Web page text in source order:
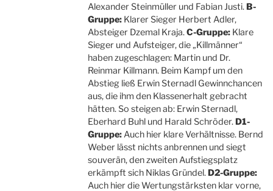
Alexander Steinmüller und Fabian Justi.B-
Gruppe: Klarer Sieger Herbert Adler,
Absteiger Dzemal Kraja.C-Gruppe: Klare
Sieger und Aufsteiger, die „Killmänner“
haben zugeschlagen: Martin und Dr.
Reinmar Killmann. Beim Kampf um den
Abstieg ließ Erwin Sternadl Gewinnchancen
aus, die ihm den Klassenerhalt gebracht
hätten. So steigen ab: Erwin Sternadl,
Eberhard Buhl und Harald Schröder.D1-
Gruppe:Auch hier klare Verhältnisse. Bernd
Weber lässt nichts anbrennen und siegt
souverän, den zweiten Aufstiegsplatz
erkämpft sich Niklas Gründel.D2-Gruppe:
Auch hier die Wertungstärksten klar vorne,